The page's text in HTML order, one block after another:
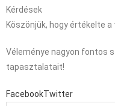
Kérdések
Köszönjük, hogy értékelte
Véleménye nagyon fontos
tapasztalatait!
FacebookTwitter